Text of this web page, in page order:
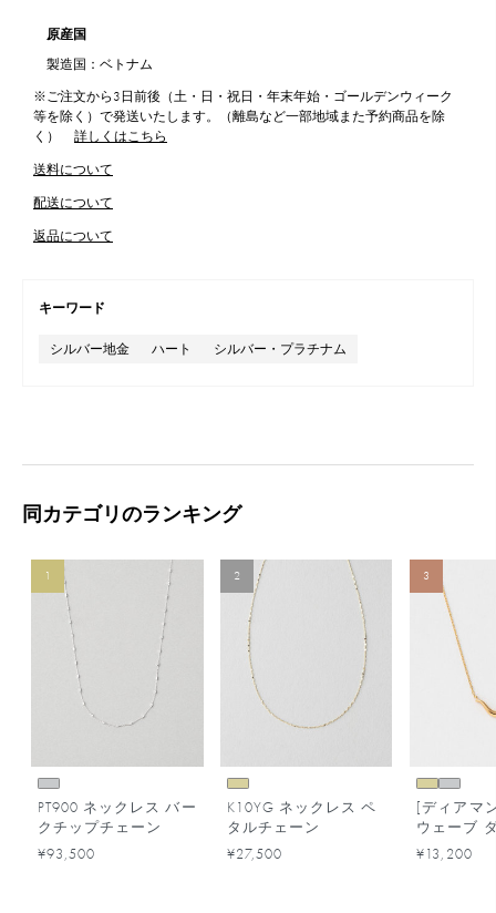
原産国
製造国：ベトナム
※ご注文から3日前後（土・日・祝日・年末年始・ゴールデンウィーク
等を除く）で発送いたします。（離島など一部地域また予約商品を除
く）
詳しくはこちら
送料について
配送について
返品について
キーワード
シルバー地金 ハート シルバー・プラチナム
同カテゴリのランキング
1
PT900 ネックレス バー
クチップチェーン
¥93,500
2
K10YG ネックレス ペ
タルチェーン
¥27,500
3
[ディアマ
ウェーブ
ド ネック
¥13,200